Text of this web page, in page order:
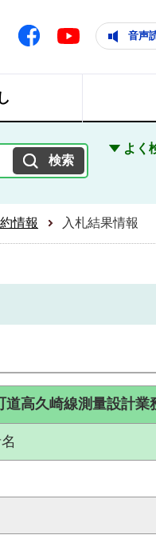
もに輝く住みよいまち
Facebook Youtube 音声
よく
情報 入札結果情報
高久崎線測量設計業